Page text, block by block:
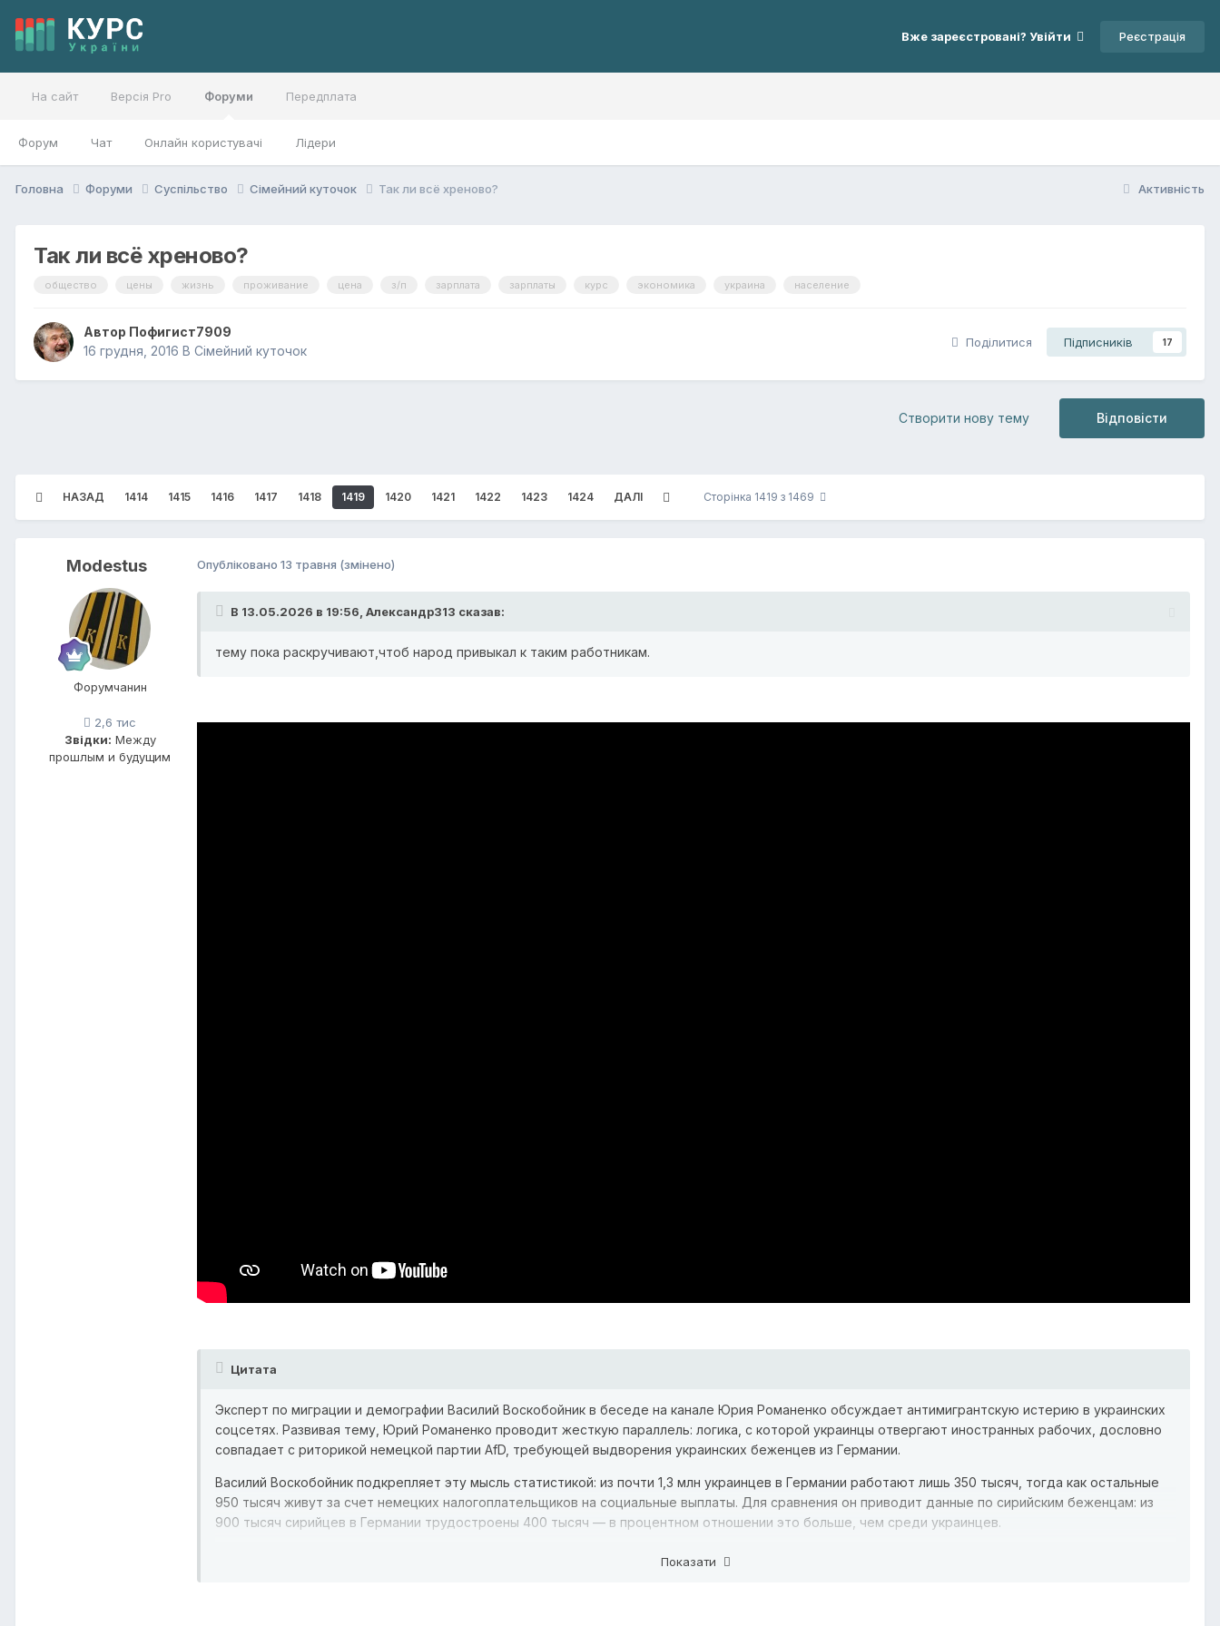
Вже зареєстровані? Увійти Реєстрація
На сайт Версія Pro Форуми
Форум Чат Онлайн користувачі Лідери
Передплата
Активність
Головна Форуми Суспільство Сімейний куточок Так ли всё хреново?
Так ли всё хреново?
общество цены жизнь проживание цена з/п зарплата зарплаты курс экономика украина население
Автор Пофигист7909
16 грудня, 2016 В Сімейний куточок
Поділитися Підписників 17
Відповісти
Створити нову тему
НАЗАД 1414 1415 1416 1417 1418 1419 1420 1421 1422 1423 1424 ДАЛІ Сторінка 1419 з 1469
Modestus
Форумчанин
2,6 тис
Звідки: Между
прошлым и будущим
Опубліковано 13 травня (змінено)
В 13.05.2026 в 19:56, Александр313 сказав:
тему пока раскручивают,чтоб народ привыкал к таким работникам.
Цитата
Эксперт по миграции и демографии Василий Воскобойник в беседе на канале Юрия Романенко обсуждает антимигрантскую истерию в украинских
соцсетях. Развивая тему, Юрий Романенко проводит жесткую параллель: логика, с которой украинцы отвергают иностранных рабочих, дословно
совпадает с риторикой немецкой партии AfD, требующей выдворения украинских беженцев из Германии.
Василий Воскобойник подкрепляет эту мысль статистикой: из почти 1,3 млн украинцев в Германии работают лишь 350 тысяч, тогда как остальные
950 тысяч живут за счет немецких налогоплательщиков на социальные выплаты. Для сравнения он приводит данные по сирийским беженцам: из
900 тысяч сирийцев в Германии трудостроены 400 тысяч — в процентном отношении это больше, чем среди украинцев.
Юрий Романенко вспоминает книгу Тило Саррацина «Самоликвидация Германии», изданную еще в 2010 году, отмечая, что его прогнозы сбываются.
Показати